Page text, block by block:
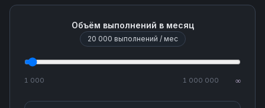
Объём выполнений в месяц
20 000 выполнений / мес
1 000 1 000 000 ∞